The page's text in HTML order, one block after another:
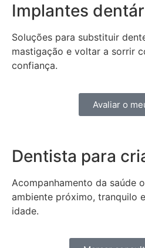
Implantes
Soluções para substituir
mastigação e voltar a sorrir
confiança.
Avaliar o
Dentista para
Acompanhamento da saúde
ambiente próximo, tranquilo
idade.